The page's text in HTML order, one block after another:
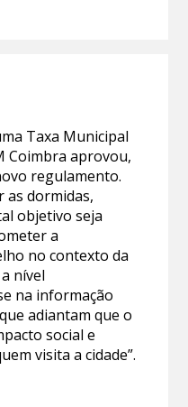
Taxa Municipal
Coimbra aprovou,
regulamento.
as dormidas,
objetivo seja
a
no contexto da
nível
na informação
adiantam que o
social e
visita a cidade”.